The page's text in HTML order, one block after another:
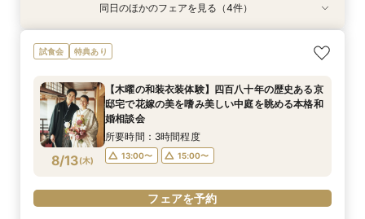
特典あり
8/11(火)
【少人数のお食事会に】緑あふれる名庭を望む1
日1組棟邸宅を貸切にして大切なご家族を丁寧に
所要時間：3時間程度
9:00〜
16:00〜
17:00〜
8/11(火)
【90分のクイック相談会】京都散策のついでに
少し気軽に参加できる本格和婚の伝統空間体感
所要時間：3時間程度
9:00〜
16:00〜
17:00〜
特典あり
8/11(火)
【八坂神社挙式希望の方へ】国宝神社×中村楼の
本格和婚体験一日一組の空間で味わう480年の歴
所要時間：3時間程度
9:00〜
16:00〜
17:00〜
8/11(火)
【タイパ重視！60分で完結◎】オンラインで会
場案内＆相談会
10:00〜
11:00〜
12:00〜
18:00〜
同日のほかのフェアを見る（4件）
試食会 特典あり
8/13(木)
【木曜の和装衣装体験】四百八十年の歴史ある京
邸宅で花嫁の美を嗜み美しい中庭を眺める本格和
婚相談会
所要時間：3時間程度
13:00〜 15:00〜
フェアを予約